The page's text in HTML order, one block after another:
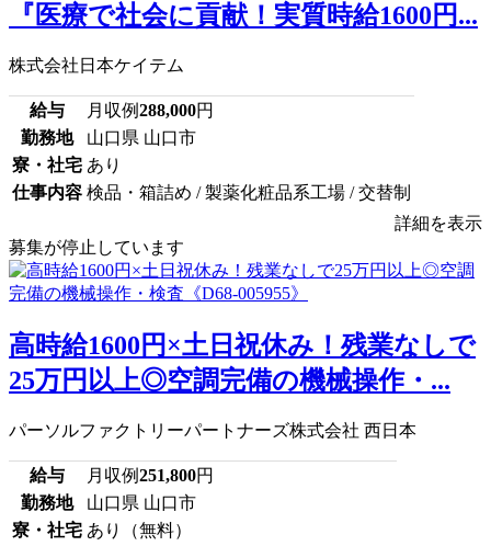
『医療で社会に貢献！実質時給1600円...
株式会社日本ケイテム
給与 月収例288,000円
勤務地
山口県 山口市
寮・社宅 あり
仕事内容 検品・箱詰め / 製薬化粧品系工場 / 交替制
詳細を表示
募集が停止しています
高時給1600円×土日祝休み！残業なしで
25万円以上◎空調完備の機械操作・...
パーソルファクトリーパートナーズ株式会社 西日本
給与 月収例251,800円
勤務地
山口県 山口市
寮・社宅 あり（無料）